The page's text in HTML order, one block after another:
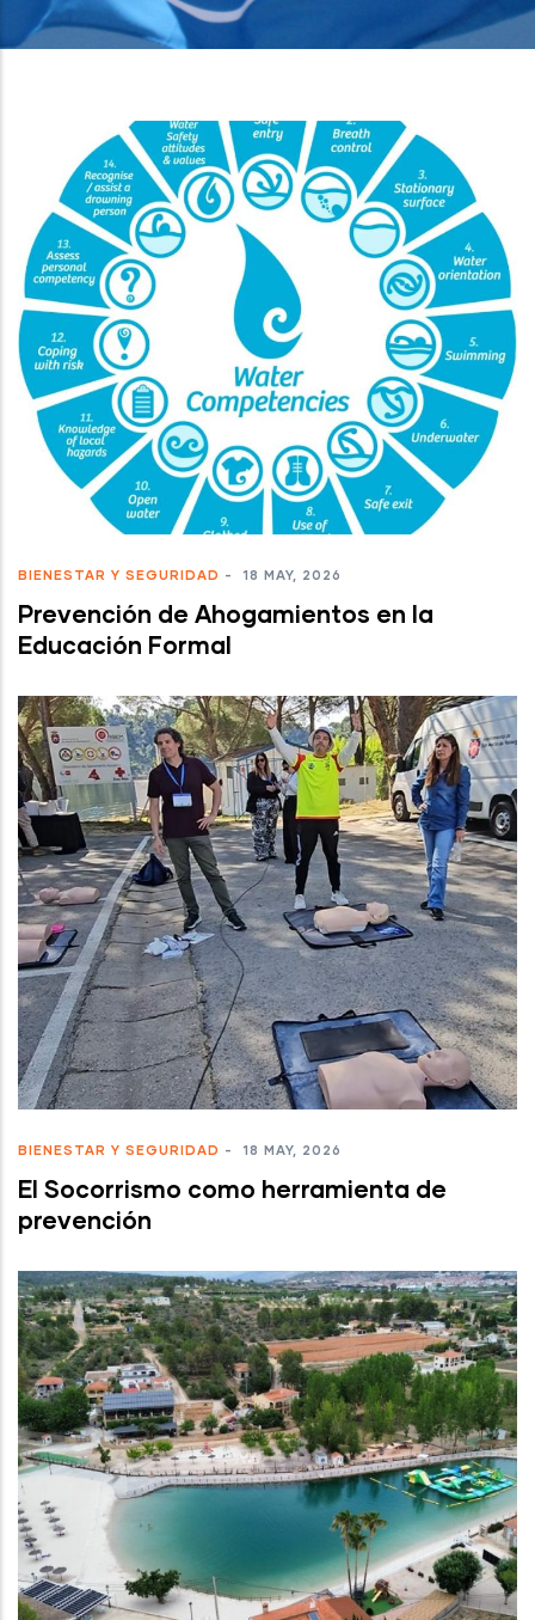
BIENESTAR Y SEGURIDAD - 18 MAY, 2026
Prevención de Ahogamientos en la
Educación Formal
BIENESTAR Y SEGURIDAD - 18 MAY, 2026
El Socorrismo como herramienta de
prevención